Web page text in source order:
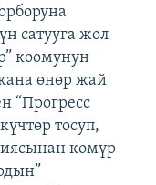
сатууга жол
коомунун
өнөр жай
“Прогресс
тосуп,
көмүр